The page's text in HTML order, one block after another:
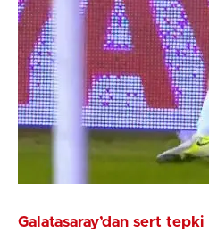
Galatasaray’dan sert tepki